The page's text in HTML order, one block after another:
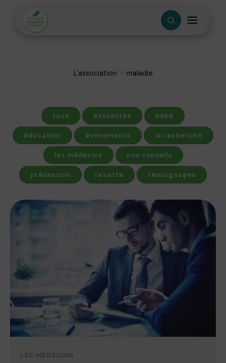
L'association maladie
tous actualités bébé
éducation événements la recherche
les médecins nos conseils
prévention recette témoignages
LES MÉDECINS